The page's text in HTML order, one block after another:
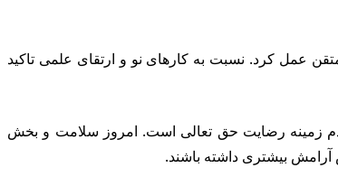
عمل کرد. نسبت به کارهای نو و ارتقای علمی تاکید
زمینه رضایت حق تعالی است. امروز سلامت و بخش
آرامش بیشتری داشته باشند.‌